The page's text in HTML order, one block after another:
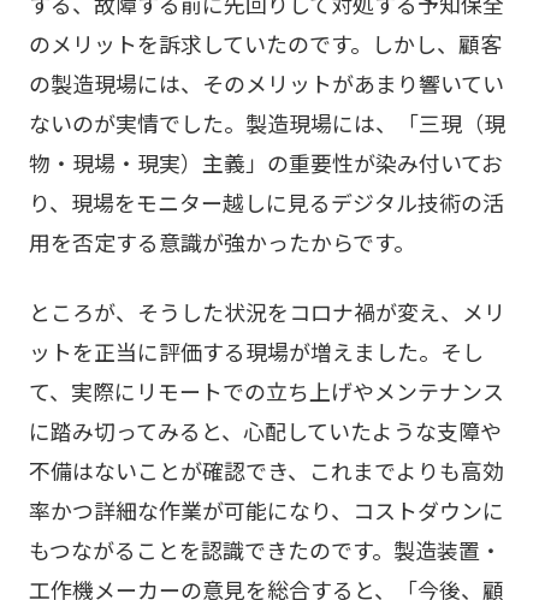
のメリットを訴求していたのです。しかし、顧客
の製造現場には、そのメリットがあまり響いてい
ないのが実情でした。製造現場には、「三現（現
物・現場・現実）主義」の重要性が染み付いてお
り、現場をモニター越しに見るデジタル技術の活
用を否定する意識が強かったからです。
ところが、そうした状況をコロナ禍が変え、メリ
ットを正当に評価する現場が増えました。そし
て、実際にリモートでの立ち上げやメンテナンス
に踏み切ってみると、心配していたような支障や
不備はないことが確認でき、これまでよりも高効
率かつ詳細な作業が可能になり、コストダウンに
もつながることを認識できたのです。製造装置・
工作機メーカーの意見を総合すると、「今後、顧